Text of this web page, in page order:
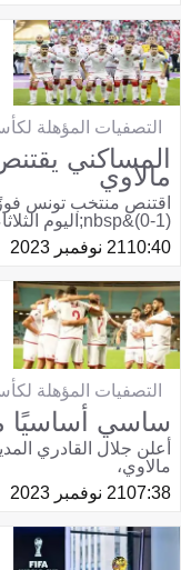
التصفيات المؤهلة
المساكني
مالاوي
(1-0)&nbsp;اليوم الثلاثاء،
10:4021 نوفمبر 2023
التصفيات المؤهلة
ساسي أساسيًا
أعلن جلال القادري
مالاوي،
07:3821 نوفمبر 2023